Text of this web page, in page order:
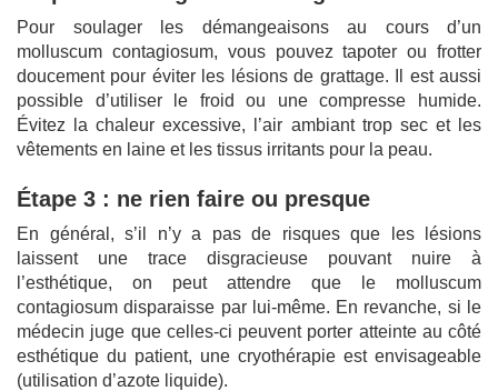
Pour soulager les démangeaisons au cours d’un
molluscum contagiosum, vous pouvez tapoter ou frotter
doucement pour éviter les lésions de grattage. Il est aussi
possible d’utiliser le froid ou une compresse humide.
Évitez la chaleur excessive, l’air ambiant trop sec et les
vêtements en laine et les tissus irritants pour la peau.
Étape 3 : ne rien faire ou presque
En général, s’il n’y a pas de risques que les lésions
laissent une trace disgracieuse pouvant nuire à
l’esthétique, on peut attendre que le molluscum
contagiosum disparaisse par lui-même. En revanche, si le
médecin juge que celles-ci peuvent porter atteinte au côté
esthétique du patient, une cryothérapie est envisageable
(utilisation d’azote liquide).